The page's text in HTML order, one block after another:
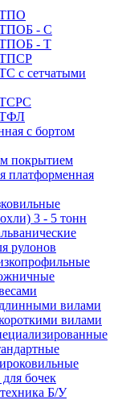
ТПО
ТПОБ - С
ТПОБ - Т
ТПСР
с сетчатыми
ТСРС
ТФЛ
с бортом
покрытием
платформенная
3 - 5 тонн
рулонов
вилами
вилами
бочек
Б/У